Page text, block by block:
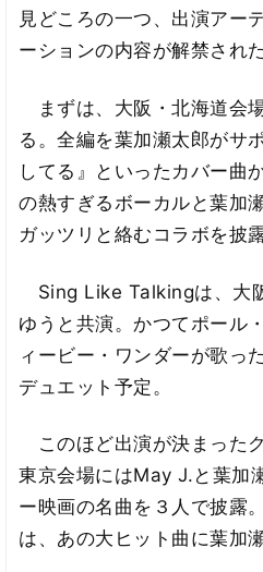
見どころの一つ、出演アー
ーションの内容が解禁された
まずは、大阪・北海道会
る。全編を葉加瀬太郎がサ
してる』といったカバー曲
の熱すぎるボーカルと葉加
ガッツリと絡むコラボを披
Sing Like Talkingは、大
ゆうと共演。かつてポール
ィービー・ワンダーが歌っ
デュエット予定。
このほど出演が決まった
東京会場にはMay J.と葉加
ー映画の名曲を３人で披露
は、あの大ヒット曲に葉加